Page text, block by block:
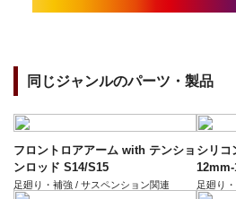
同じジャンルのパーツ・製品
フロントロアアーム with テンショ
ンロッド S14/S15
足廻り・補強 / サスペンション関連
シリコ
足廻り